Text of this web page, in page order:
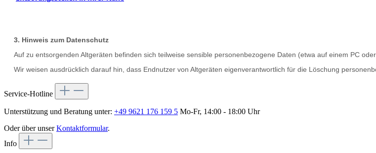
3. Hinweis zum Datenschutz
Auf zu entsorgenden Altgeräten befinden sich teilweise sensible personenbezogene Daten (etwa auf einem PC
Wir weisen ausdrücklich darauf hin, dass Endnutzer von Altgeräten eigenverantwortlich für die Löschung
Service-Hotline
Unterstützung und Beratung unter: +49 9621 176 159 5 Mo-Fr, 14:00 - 18:00 Uhr
Oder über unserKontaktformular.
Info